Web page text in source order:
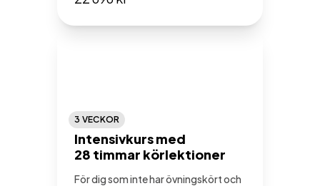
3 VECKOR
Intensivkurs med
28 timmar körlektioner
För dig som inte har övningskört och